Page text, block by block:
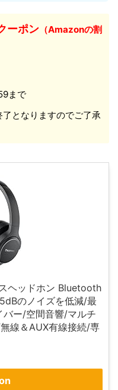
ーポン（Amazonの割
まで
となりますのでご了承
ヘッドホン Bluetooth
のノイズを低減/最
ー/空間音響/マルチ
線＆AUX有線接続/専